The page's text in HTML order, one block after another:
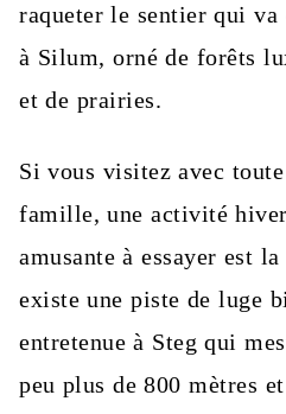
raqueter le sentier qui va
à Silum, orné de forêts
et de prairies.
Si vous visitez avec
famille, une activité
amusante à essayer est
existe une piste de luge
entretenue à Steg qui
peu plus de 800 mètres